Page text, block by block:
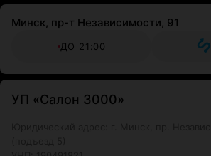
Минск, пр-т Независимости, 91
ДО 21:00
УП «Салон 3000»